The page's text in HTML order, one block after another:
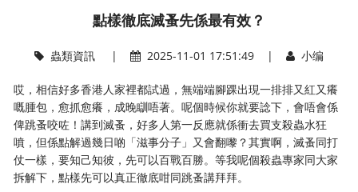
點樣徹底滅蚤先係最有效？
蟲類資訊| 2025-11-01 17:51:49 | 小编
哎，相信好多香港人家裡都試過，無端端腳踝出現一排排又紅又癢
嘅腫包，愈抓愈癢，成晚瞓唔著。呢個時候你就要諗下，會唔會係
俾跳蚤咬咗！講到滅蚤，好多人第一反應就係衝去買支殺蟲水狂
噴，但係點解過幾日啲「滋事分子」又會翻嚟？其實啊，滅蚤同打
仗一樣，要知己知彼，先可以百戰百勝。等我呢個殺蟲專家同大家
拆解下，點樣先可以真正徹底咁同跳蚤講拜拜。